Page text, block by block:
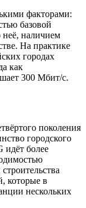
факторами:
базовой
неё, наличием
На практике
городах
как
300 Мбит/с.
поколения
городского
идёт более
которые в
нескольких